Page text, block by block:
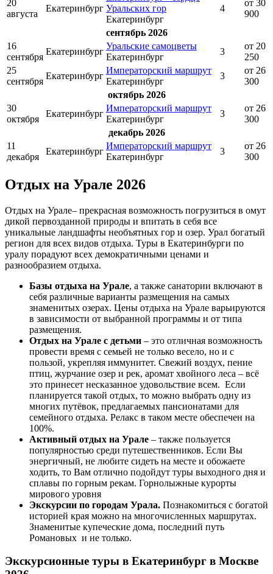
20
августа
Екатеринбург Уральских гор
Екатеринбург
4
от 30
900
сентябрь 2026
16
сентября
Екатеринбург
Уральские самоцветы
Екатеринбург
3
от 20
250
25
сентября
Екатеринбург
Императорский маршрут
Екатеринбург
3
от 26
300
октябрь 2026
30
октября
Екатеринбург
Императорский маршрут
Екатеринбург
3
от 26
300
декабрь 2026
11
декабря
Екатеринбург
Императорский маршрут
Екатеринбург
3
от 26
300
Отдых на Урале 2026
Отдых на Урале– прекрасная возможность погрузиться в омут
дикой первозданной природы и впитать в себя все
уникальные ландшафты необъятных гор и озер. Урал богатый
регион для всех видов отдыха. Туры в Екатеринбурги по
уралу порадуют всех демократичными ценами и
разнообразием отдыха.
Базы отдыха на Урале, а также санатории включают в
себя различные варианты размещения на самых
знаменитых озерах. Цены отдыха на Урале варьируются
в зависимости от выбранной программы и от типа
размещения.
Отдых на Урале с детьми – это отличная возможность
провести время с семьей не только весело, но и с
пользой, укрепляя иммунитет. Свежий воздух, пение
птиц, журчание озер и рек, аромат хвойного леса – всё
это принесет несказанное удовольствие всем. Если
планируется такой отдых, то можно выбрать одну из
многих путёвок, предлагаемых пансионатами для
семейного отдыха. Релакс в таком месте обеспечен на
100%.
Активный отдых на Урале – также пользуется
популярностью среди путешественников. Если Вы
энергичный, не любите сидеть на месте и обожаете
ходить, то Вам отлично подойдут туры выходного дня и
сплавы по горным рекам. Горнолыжные курорты
мирового уровня
Экскурсии по городам Урала. Познакомиться с богатой
историей края можно на многочисленных маршрутах.
Знаменитые купеческие дома, последний путь
Романовых и не только.
Экскурсионные туры в Екатеринбург в Москве